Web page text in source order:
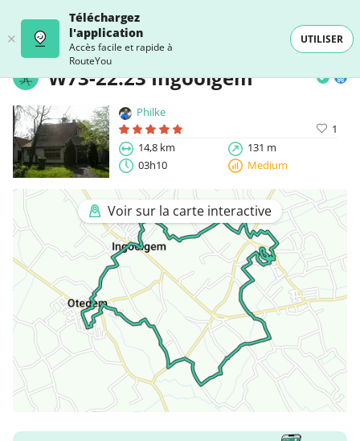
Téléchargez
l'application
Accès facile et rapide à
RouteYou
UTILISER
W73-22.23 Ingooigem
Philke
1
14,8 km
131 m
03h10
Medium
Voir sur la carte interactive